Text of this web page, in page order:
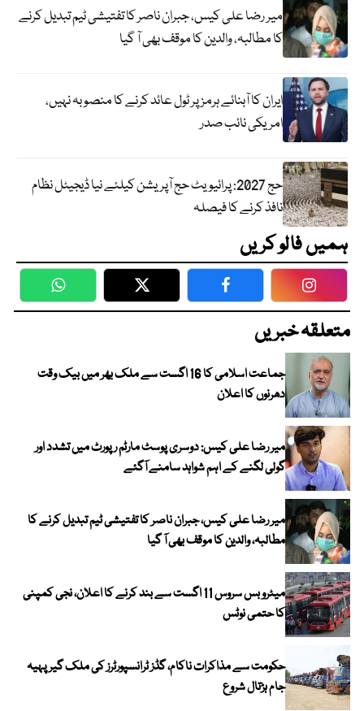
میر رضا علی کیس، جبران ناصر کا تفتیشی ٹیم تبدیل کرنے
کا مطالبہ، والدین کا موقف بھی آ گیا
ایران کا آبنائے ہرمز پر ٹول عائد کرنے کا منصوبہ نہیں،
امریکی نائب صدر
حج 2027: پرائیویٹ حج آپریشن کیلئے نیا ڈیجیٹل نظام
نافذ کرنے کا فیصلہ
ہمیں فالو کریں
WhatsApp Twitter Facebook
متعلقہ خبریں
جماعت اسلامی کا 16 اگست سے ملک بھر میں بیک وقت
دھرنوں کا اعلان
میر رضا علی کیس: دوسری پوسٹ مارٹم رپورٹ میں تشدد اور
گولی لگنے کے اہم شواہد سامنے آگئے
میر رضا علی کیس، جبران ناصر کا تفتیشی ٹیم تبدیل کرنے کا
مطالبہ، والدین کا موقف بھی آ گیا
میٹرو بس سروس 11 اگست سے بند کرنے کا اعلان، نجی کمپنی
کا حتمی نوٹس
حکومت سے مذاکرات ناکام، گڈز ٹرانسپورٹرز کی ملک گیر پہیہ
جام ہڑتال شروع